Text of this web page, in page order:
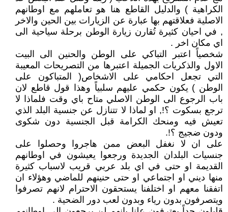
الكراهية ) والدليل القاطع هنا هو تعاملهم مع اوطانهم
الاصلية فعلاقتهم بها عبارة عن الزيارات بين الحين والاخر
, في احيان كثيرة تُقارن زيارة الوطن برحلة سياحية الى
اي مكان اخر .
شخصياً اعتبر التباكي على الوطن والحنين الى البيت
الاول والذكريات الجميلة اعتبرها من التصريحات المعيبة
التي تجعل احكامي على الاشخاص( المتباكون على
الوطن ) يكون حكمي عليهم سلبياً وهذا قول قاطع لان
باب الرجوع الى الوطن الاصلي متاح باي وقت فلماذا لا
ترجع بسكوت ؟!, او لماذا لا تتنازل عن جنسية البلد الذي
تعيش فيه ومنحك الكرامة قبل الجنسية دون شكوى
ودون ضجيج ؟!.
على ان لا نغفل البعض ممن هاجروا وحصلوا على
جنسيات البلدان الجديدة ورجعوا يعيشون في اوطانهم
القديمة او حتى في اي بلد عربي قريب لاسباب كثيرة
منها ديني او اجتماعي او حتى حنينهم للماضي وهؤلاء ان
اتفقنا معهم او اختلفنا يستحقون الاحترام لانهم تصرفوا
ويتصرفون بدون رياء وبدون لعب دور الضحية .